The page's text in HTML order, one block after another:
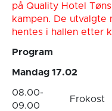
på Quality Hotel
kampen. De
hentes i hallen etter
Program
Mandag 17.02
08.00-
09.00
Frokost